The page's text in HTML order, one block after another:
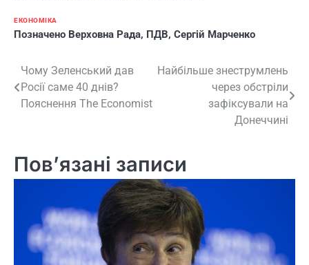
ЕКОНОМІКА
Позначено Верховна Рада, ПДВ, Сергій Марченко
Навігація
записів
Чому Зеленський дав
Росії саме 40 днів?
Пояснення The Economist
Найбільше знеструмлень
через обстріли
зафіксували на
Донеччині
Пов’язані записи